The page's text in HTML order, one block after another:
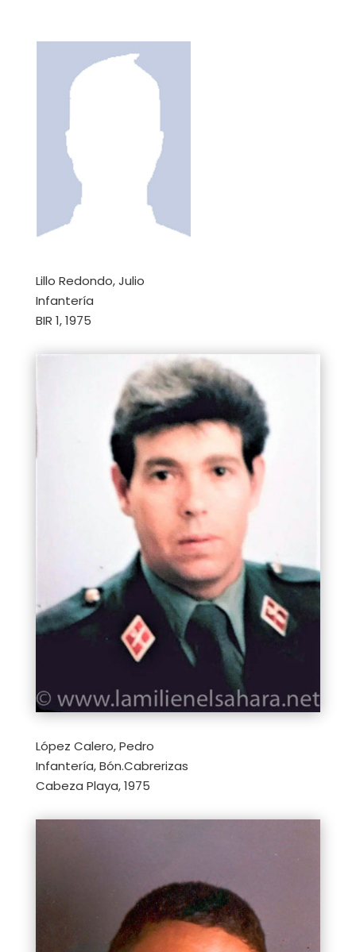
Lillo Redondo, Julio
Infantería
BIR 1, 1975
López Calero, Pedro
Infantería, Bón.Cabrerizas
Cabeza Playa, 1975